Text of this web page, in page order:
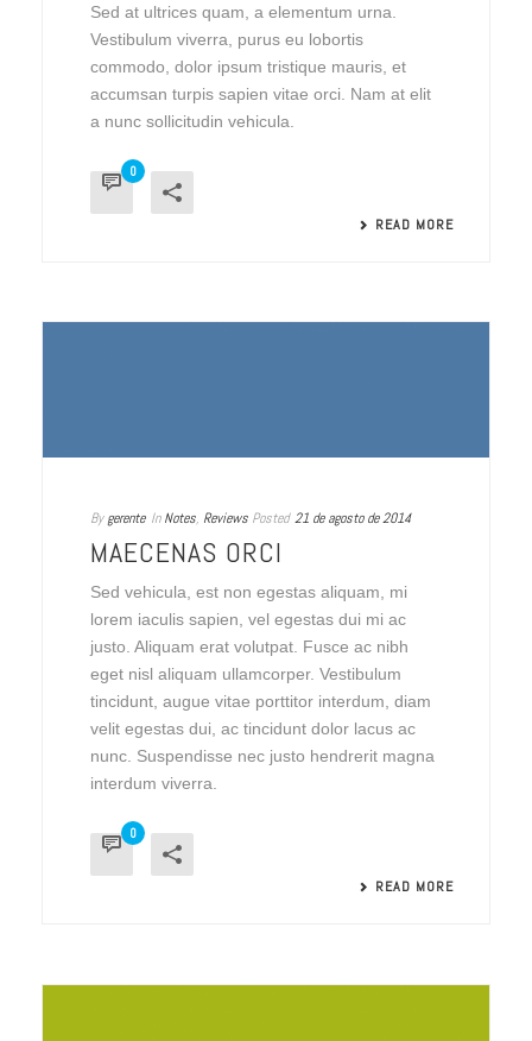
Sed at ultrices quam, a elementum urna.
Vestibulum viverra, purus eu lobortis
commodo, dolor ipsum tristique mauris, et
accumsan turpis sapien vitae orci. Nam at elit
a nunc sollicitudin vehicula.
0
READ MORE
Bygerente InNotes, Reviews Posted 21 de agosto de 2014
MAECENAS ORCI
Sed vehicula, est non egestas aliquam, mi
lorem iaculis sapien, vel egestas dui mi ac
justo. Aliquam erat volutpat. Fusce ac nibh
eget nisl aliquam ullamcorper. Vestibulum
tincidunt, augue vitae porttitor interdum, diam
velit egestas dui, ac tincidunt dolor lacus ac
nunc. Suspendisse nec justo hendrerit magna
interdum viverra.
0
READ MORE